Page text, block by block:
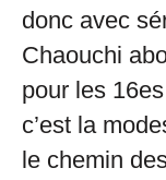
donc avec
Chaouchi
pour les
c’est la
le chemin